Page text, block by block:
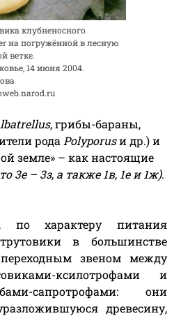
клубненосного
на погружённой в лесную
ветке.
14 июня 2004.
, грибы-бараны,
рода Polyporusи др.) и
земле» – как настоящие
3е –3з, а также 1в, 1е и 1ж).
по характеру питания
в большинстве
звеном между
ксилотрофами и
сапротрофами: они
древесину,